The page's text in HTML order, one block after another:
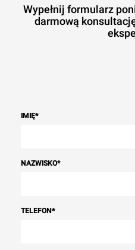
Wypełnij formularz
darmową
IMIĘ*
NAZWISKO*
TELEFON*